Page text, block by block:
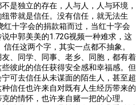
是独立的存在，人与人，人与环境，
带就是信任。没有信任，就无法生
红十字会的捐款箱而过，当红十字会
中郭美美的1.72G视频一种难求，这
任这两个字，其实一点都不抽象。
、同学、同事、老乡、同胞，都有着
彼此的信任获得安全感和幸福感。但
可去信任从未谋面的陌生人，甚至超
信任也许来自对既有人生经历带来的
的情怀，也许来自赌一把的心理。